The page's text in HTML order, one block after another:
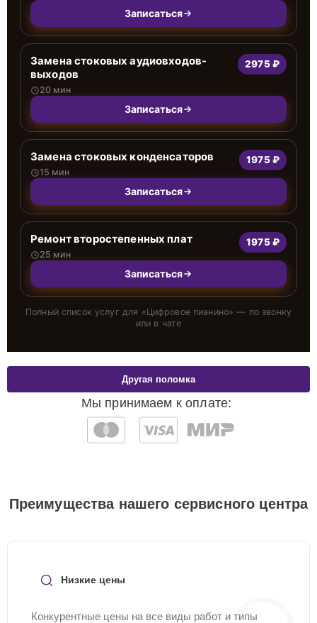
Записаться
Замена стоковых аудиовходов-
выходов
20 мин
2975 ₽
Записаться
Замена стоковых конденсаторов
15 мин
1975 ₽
Записаться
Ремонт второстепенных плат
25 мин
1975 ₽
Записаться
Полный список услуг для «Цифровое пианино» — по звонку
или в чате
Мы принимаем к оплате:
Другая поломка
Преимущества нашего сервисного центра
Низкие цены
Конкурентные цены на все виды работ и типы